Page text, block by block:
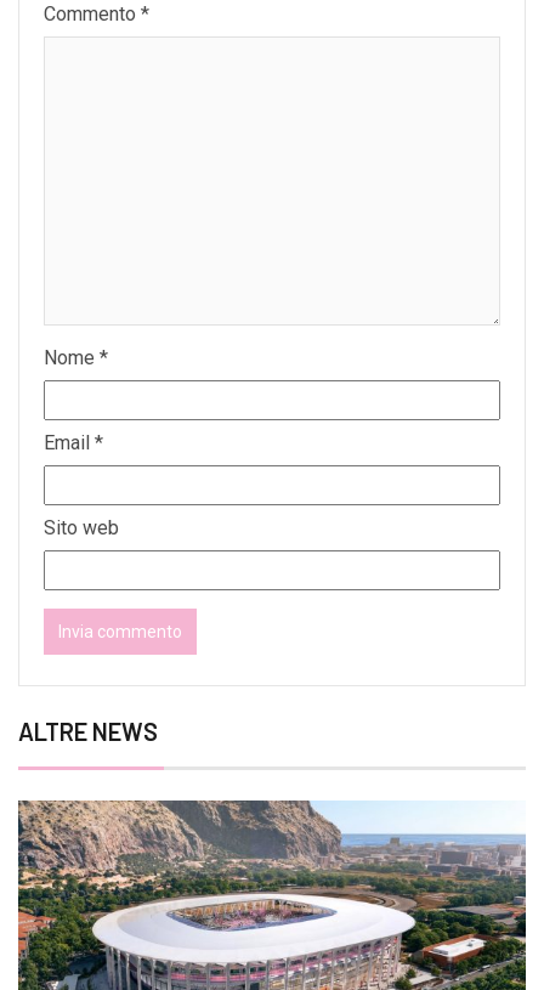
Commento *
Nome *
Email *
Sito web
ALTRE NEWS